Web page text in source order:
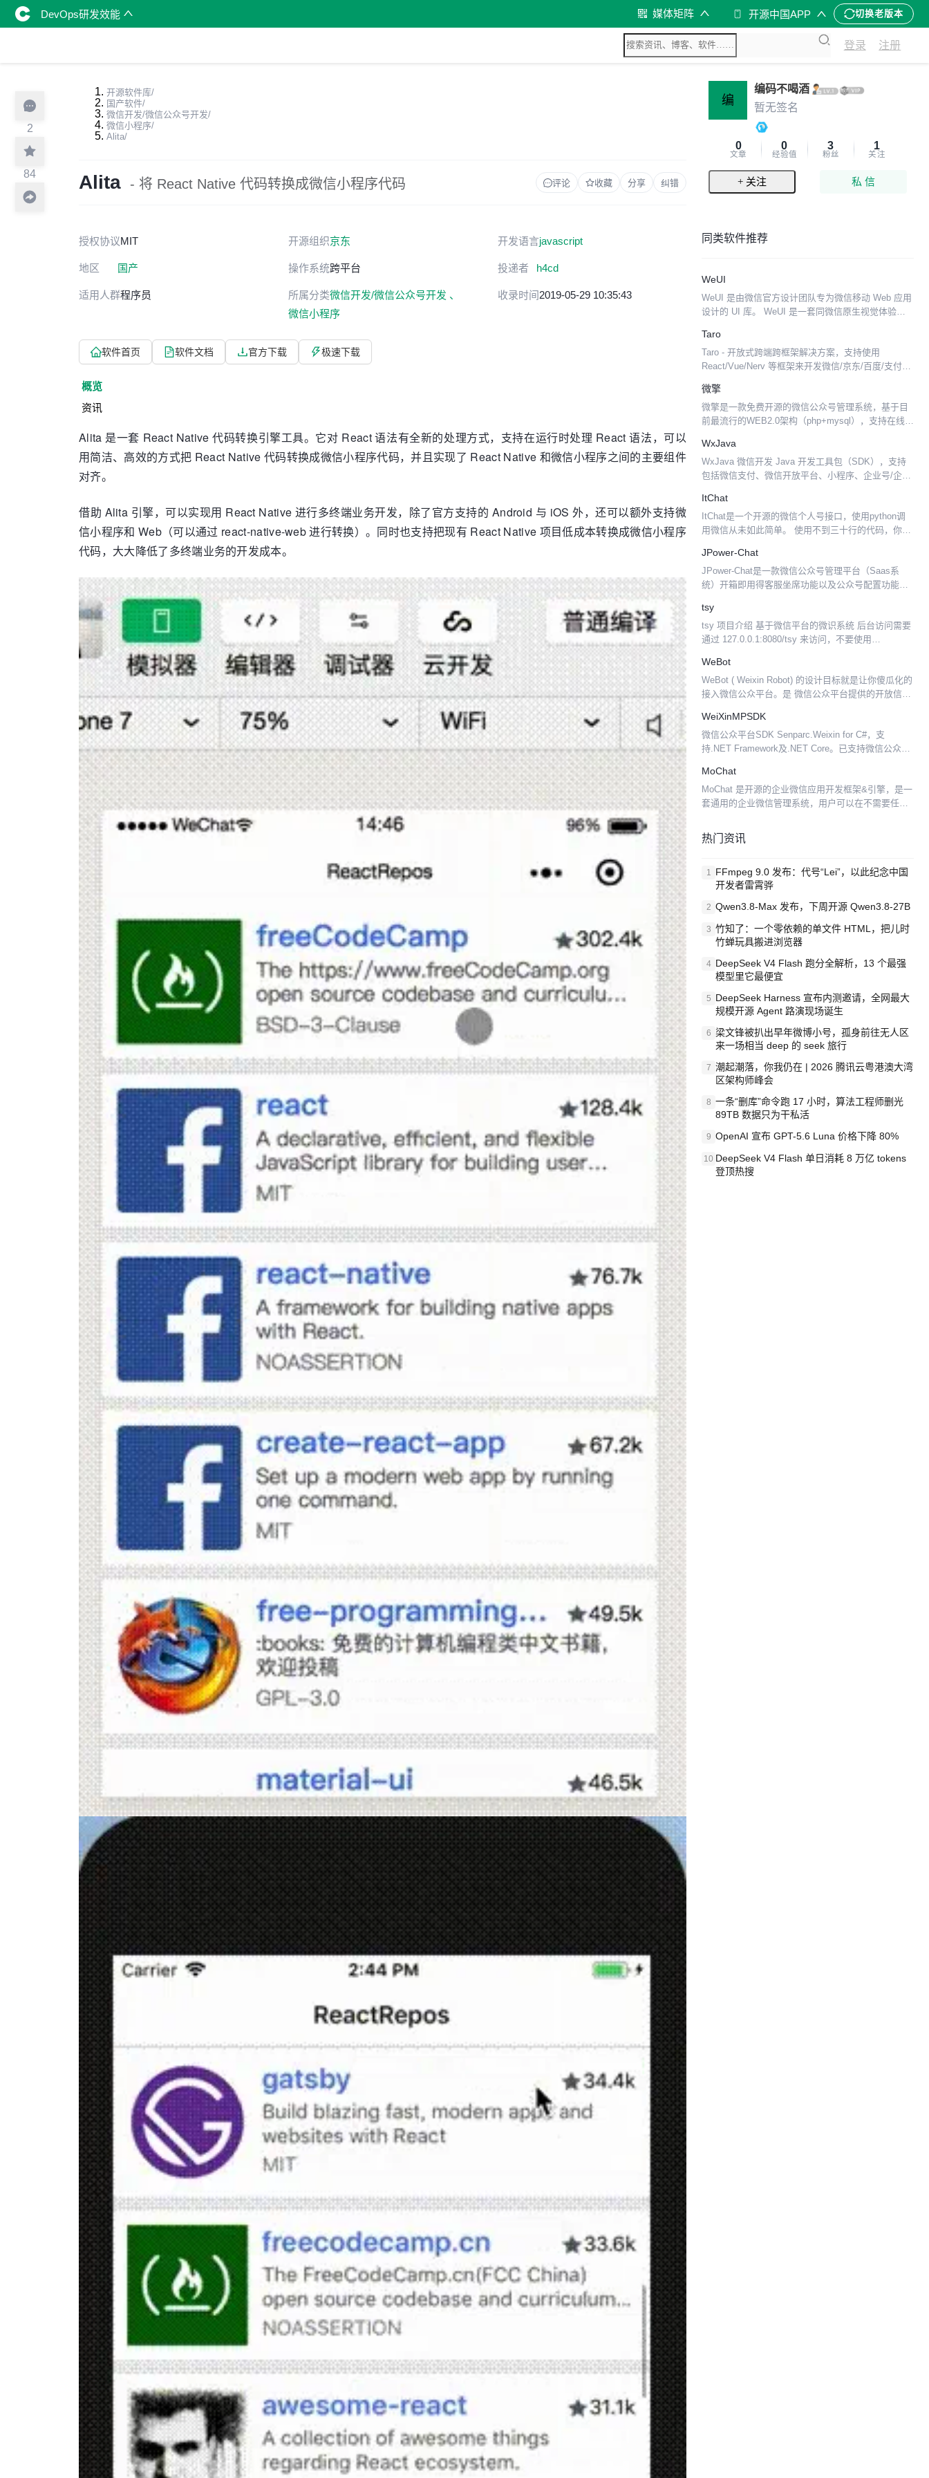
DevOps研发效能 媒体矩阵 开源中国APP 切换老版本
登录 注册
2
84
开源软件库/
国产软件/
微信开发/微信公众号开发/
微信小程序/
Alita/
Alita - 将 React Native 代码转换成微信小程序代码 评论 收藏 分享 纠错
授权协议MIT 开源组织京东 开发语言javascript
地区 国产 操作系统跨平台 投递者 h4cd
适用人群程序员 所属分类微信开发/微信公众号开发 、
微信小程序
收录时间2019-05-29 10:35:43
软件首页 软件文档 官方下载 极速下载
概览
资讯
Alita 是一套 React Native 代码转换引擎工具。它对 React 语法有全新的处理方式，支持在运行时处理 React 语法，可以
用简洁、高效的方式把 React Native 代码转换成微信小程序代码，并且实现了 React Native 和微信小程序之间的主要组件
对齐。
借助 Alita 引擎，可以实现用 React Native 进行多终端业务开发，除了官方支持的 Android 与 iOS 外，还可以额外支持微
信小程序和 Web（可以通过 react-native-web 进行转换）。同时也支持把现有 React Native 项目低成本转换成微信小程序
代码，大大降低了多终端业务的开发成本。
编
编码不喝酒
暂无签名
0
文章
0
经验值
3
粉丝
1
关注
+ 关注 私 信
同类软件推荐
WeUI
WeUI 是由微信官方设计团队专为微信移动 Web 应用
设计的 UI 库。 WeUI 是一套同微信原生视觉体验一
用户的使用感知更加统一。包含butt...
Taro
Taro - 开放式跨端跨框架解决方案，支持使用
React/Vue/Nerv 等框架来开发微信/京东/百度/支付宝/
罗·奥特曼...
微擎
微擎是一款免费开源的微信公众号管理系统，基于目
前最流行的WEB2.0架构（php+mysql），支持在线升
定的技术解决方案、活跃的第三方开发者及开发团
队，...
WxJava
WxJava 微信开发 Java 开发工具包（SDK），支持
包括微信支付、微信开放平台、小程序、企业号/企业
发。 本开发工具包基于chanjarster的w...
ItChat
ItChat是一个开源的微信个人号接口，使用python调
用微信从未如此简单。 使用不到三十行的代码，你就
然，该api的使用远不止一个机器人，更多的功能等...
JPower-Chat
JPower-Chat是一款微信公众号管理平台（Saas系
统）开箱即用得客服坐席功能以及公众号配置功能，
tsy
tsy 项目介绍 基于微信平台的微识系统 后台访问需要
通过 127.0.0.1:8080/tsy 来访问，不要使用
号结合起来的一款...
WeBot
WeBot ( Weixin Robot) 的设计目标就是让你傻瓜化的
接入微信公众平台。是 微信公众平台提供的开放信息
晰独立的 router ...
WeiXinMPSDK
微信公众平台SDK Senparc.Weixin for C#，支
持.NET Framework及.NET Core。已支持微信公众
台、微信支付、JSSDK...
MoChat
MoChat 是开源的企业微信应用开发框架&引擎，是一
套通用的企业微信管理系统，用户可以在不需要任何
网上搭建属于自己的、具备完善功能、很强负载能力
和可高度...
热门资讯
1 FFmpeg 9.0 发布：代号“Lei”，以此纪念中国
开发者雷霄骅
2 Qwen3.8-Max 发布，下周开源 Qwen3.8-27B
3 竹知了：一个零依赖的单文件 HTML，把儿时
竹蝉玩具搬进浏览器
4 DeepSeek V4 Flash 跑分全解析，13 个最强
模型里它最便宜
5 DeepSeek Harness 宣布内测邀请，全网最大
规模开源 Agent 路演现场诞生
6 梁文锋被扒出早年微博小号，孤身前往无人区
来一场相当 deep 的 seek 旅行
7 潮起潮落，你我仍在 | 2026 腾讯云粤港澳大湾
区架构师峰会
8 一条“删库”命令跑 17 小时，算法工程师删光
89TB 数据只为干私活
9 OpenAI 宣布 GPT-5.6 Luna 价格下降 80%
10 DeepSeek V4 Flash 单日消耗 8 万亿 tokens
登顶热搜